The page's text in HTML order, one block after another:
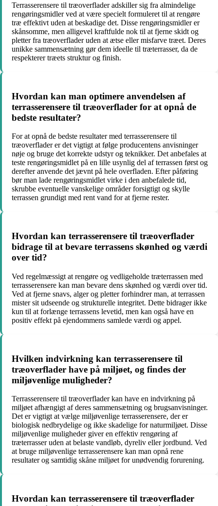
Terrasserensere til træoverflader adskiller sig fra almindelige
rengøringsmidler ved at være specielt formuleret til at rengøre
træ effektivt uden at beskadige det. Disse rengøringsmidler er
skånsomme, men alligevel kraftfulde nok til at fjerne skidt og
pletter fra træoverflader uden at ætse eller misfarve træet. Deres
unikke sammensætning gør dem ideelle til træterrasser, da de
respekterer træets struktur og finish.
Hvordan kan man optimere anvendelsen af
terrasserensere til træoverflader for at opnå de
bedste resultater?
For at opnå de bedste resultater med terrasserensere til
træoverflader er det vigtigt at følge producentens anvisninger
nøje og bruge det korrekte udstyr og teknikker. Det anbefales at
teste rengøringsmidlet på en lille usynlig del af terrassen først og
derefter anvende det jævnt på hele overfladen. Efter påføring
bør man lade rengøringsmidlet virke i den anbefalede tid,
skrubbe eventuelle vanskelige områder forsigtigt og skylle
terrassen grundigt med rent vand for at fjerne rester.
Hvordan kan terrasserensere til træoverflader
bidrage til at bevare terrassens skønhed og værdi
over tid?
Ved regelmæssigt at rengøre og vedligeholde træterrassen med
terrasserensere kan man bevare dens skønhed og værdi over tid.
Ved at fjerne snavs, alger og pletter forhindrer man, at terrassen
mister sit udseende og strukturelle integritet. Dette bidrager ikke
kun til at forlænge terrassens levetid, men kan også have en
positiv effekt på ejendommens samlede værdi og appel.
Hvilken indvirkning kan terrasserensere til
træoverflader have på miljøet, og findes der
miljøvenlige muligheder?
Terrasserensere til træoverflader kan have en indvirkning på
miljøet afhængigt af deres sammensætning og brugsanvisninger.
Det er vigtigt at vælge miljøvenlige terrasserensere, der er
biologisk nedbrydelige og ikke skadelige for naturmiljøet. Disse
miljøvenlige muligheder giver en effektiv rengøring af
træterrasser uden at belaste vandløb, dyreliv eller jordbund. Ved
at bruge miljøvenlige terrasserensere kan man opnå rene
resultater og samtidig skåne miljøet for unødvendig forurening.
Hvordan kan terrasserensere til træoverflader